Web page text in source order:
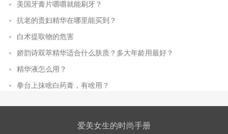
美国牙膏片嚼嚼就能刷牙？
抗老的贵妇精华在哪里能买到？
白术提取物的危害
娇韵诗双萃精华适合什么肤质？多大年龄用最好？
精华液怎么用？
拳台上抹啥白药膏，有啥用？
爱美女生的时尚手册